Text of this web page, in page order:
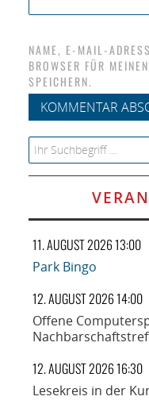
NAME, E-MAIL-
BROWSER FÜR
SPEICHERN.
Search for:
11. AUGUST 2026 13:00
Park Bingo
12. AUGUST 2026 14:00
Offene
12. AUGUST 2026 16:30
Lesekreis in der